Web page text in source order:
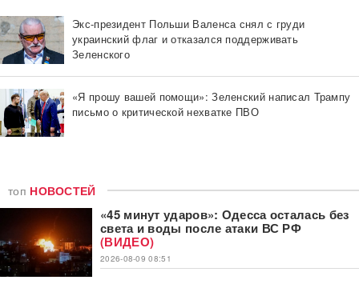
Экс-президент Польши Валенса снял с груди
украинский флаг и отказался поддерживать
Зеленского
«Я прошу вашей помощи»: Зеленский написал Трампу
письмо о критической нехватке ПВО
топ НОВОСТЕЙ
«45 минут ударов»: Одесса осталась без
света и воды после атаки ВС РФ
(ВИДЕО)
2026-08-09 08:51